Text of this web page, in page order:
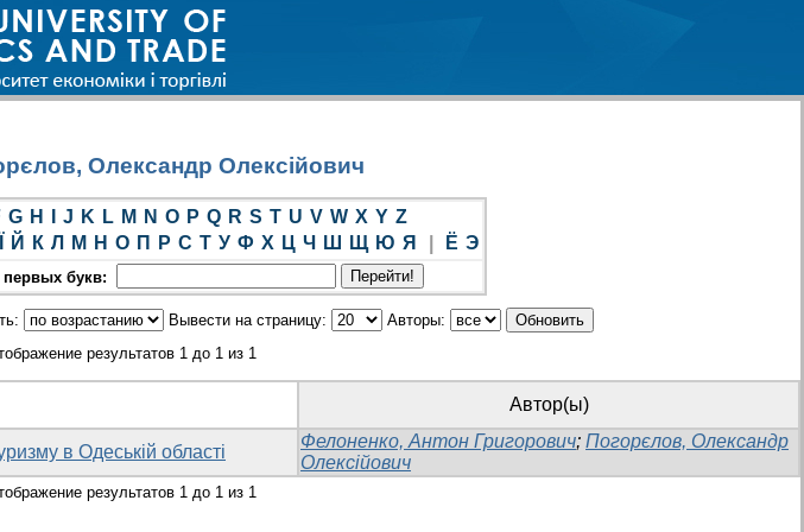
Олександр Олексійович
G H J K L M N O P Q R S T U V W X Y Z
Й К Л М Н О П Р С Т У Ф Х Ц Ч Ш Щ Ю Я Ё Э
первых букв:
Вывести на страницу:
Авторы:
результатов 1 до 1 из 1
Автор(ы)
в Одеській області
Фелоненко, Антон Григорович; Погорєлов, Олександр
Олексійович
результатов 1 до 1 из 1